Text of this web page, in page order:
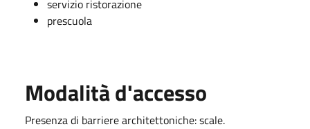
servizio ristorazione
prescuola
Modalità d'accesso
Presenza di barriere architettoniche: scale.